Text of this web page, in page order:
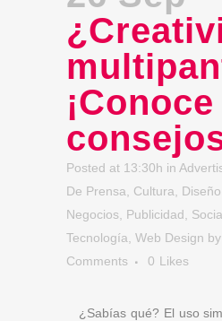
Posted at 13:30h in
De Prensa
Cultura Diseño
Negocios
Publicidad
Tecnología Web Design by
Comments
0 Likes
¿Sabías qué? El uso